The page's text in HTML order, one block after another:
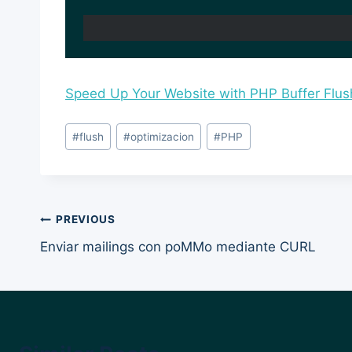
Speed Up Your Website with PHP Buffer
Post
Tags:
#flush #optimizacion #PHP
Post
navigation
PREVIOUS
Enviar mailings con poMMo mediante CURL